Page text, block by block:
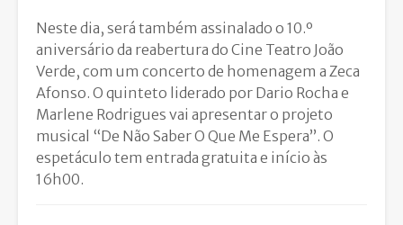
Neste dia, será também assinalado o 10.º
aniversário da reabertura do Cine Teatro João
Verde, com um concerto de homenagem a Zeca
Afonso. O quinteto liderado por Dario Rocha e
Marlene Rodrigues vai apresentar o projeto
musical “De Não Saber O Que Me Espera”. O
espetáculo tem entrada gratuita e início às
16h00.